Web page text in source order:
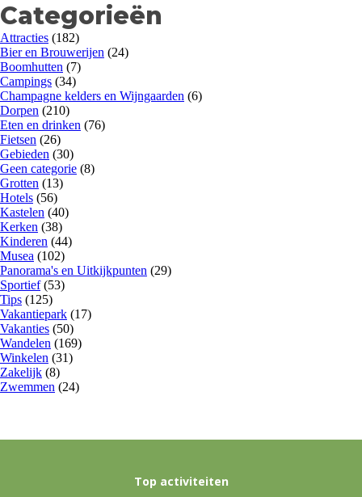
Categorieën
Attracties (182)
Bier en Brouwerijen (24)
Boomhutten (7)
Campings (34)
Champagne kelders en Wijngaarden (6)
Dorpen (210)
Eten en drinken (76)
Fietsen (26)
Gebieden (30)
Geen categorie (8)
Grotten (13)
Hotels (56)
Kastelen (40)
Kerken (38)
Kinderen (44)
Musea (102)
Panorama's en Uitkijkpunten (29)
Sportief(53)
Tips (125)
Vakantiepark (17)
Vakanties (50)
Wandelen (169)
Winkelen (31)
Zakelijk (8)
Zwemmen (24)
Top activiteiten